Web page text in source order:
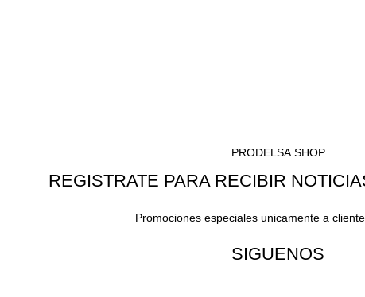
PRODELSA.SHOP
REGISTRATE PARA RECIBIR
Promociones especiales unicamente a
SIGUENOS